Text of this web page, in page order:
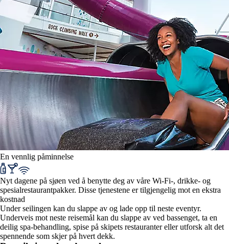
En vennlig påminnelse
Nyt dagene på sjøen ved å benytte deg av våre Wi-Fi-, drikke- og
spesialrestaurantpakker. Disse tjenestene er tilgjengelig mot en ekstra
kostnad
Under seilingen kan du slappe av og lade opp til neste eventyr.
Underveis mot neste reisemål kan du slappe av ved bassenget, ta en
deilig spa-behandling, spise på skipets restauranter eller utforsk alt det
spennende som skjer på hvert dekk.